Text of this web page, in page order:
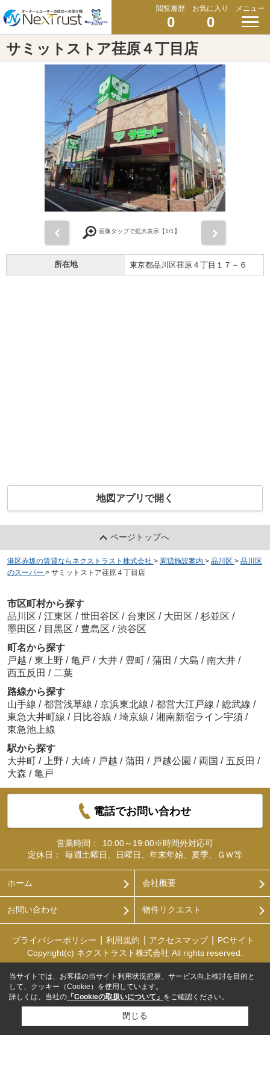
閲覧履歴
0
お気に入り
0
メニュー
サミットストア荏原４丁目店
画像タップで拡大表示【1/1】
所在地 東京都品川区荏原４丁目１７－６
地図アプリで開く
ページトップへ
港区赤坂の賃貸ならネクストラスト株式会社 > 周辺施設案内 > 品川区 > 品川区
のスーパー > サミットストア荏原４丁目店
市区町村から探す
品川区 / 江東区 / 世田谷区 / 台東区 / 大田区 / 杉並区 /
墨田区 / 目黒区 / 豊島区 / 渋谷区
町名から探す
戸越 / 東上野 / 亀戸 / 大井 / 豊町 / 蒲田 / 大島 / 南大井 /
西五反田 / 二葉
路線から探す
山手線 / 都営浅草線 / 京浜東北線 / 都営大江戸線 / 総武線 /
東急大井町線 / 日比谷線 / 埼京線 / 湘南新宿ライン宇須 /
東急池上線
駅から探す
大井町 / 上野 / 大崎 / 戸越 / 蒲田 / 戸越公園 / 両国 / 五反田 /
大森 / 亀戸
電話でお問い合わせ
営業時間：
10:00～19:00※時間外対応可
定休日：
毎週土曜日、日曜日、年末年始、夏季、ＧＷ等
ホーム 会社概要
お問い合わせ 物件リクエスト
プライバシーポリシー 利用規約 アクセスマップ
PCサイト
Copyright(c) ネクストラスト株式会社 All rights reserved.
当サイトでは、お客様の当サイト利用状況把握、サービス向上検討を目的と
して、クッキー（Cookie）を使用しています。
詳しくは、当社の 「Cookieの取扱いについて」 をご確認ください。
閉じる